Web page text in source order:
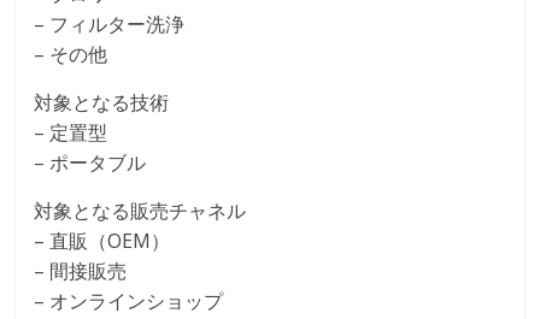
– フィルター洗浄
– その他
対象となる技術
– 定置型
– ポータブル
対象となる販売チャネル
– 直販（OEM）
– 間接販売
– オンラインショップ